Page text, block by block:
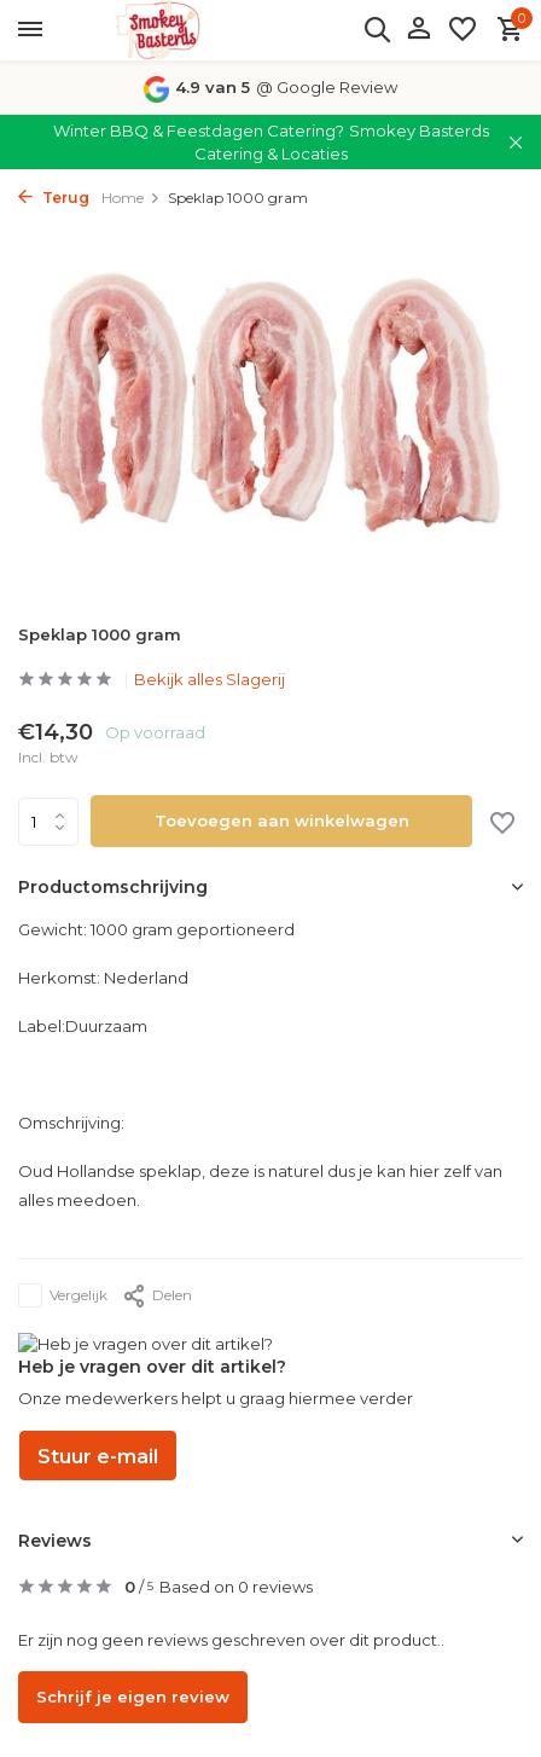
0
4.9 van 5 @ Google Review
Winter BBQ & Feestdagen Catering? Smokey Basterds
Catering & Locaties
Terug Home Speklap 1000 gram
Speklap 1000 gram
Bekijk alles Slagerij
€14,30 Op voorraad
Incl. btw
Toevoegen aan winkelwagen
Productomschrijving
Gewicht: 1000 gram geportioneerd
Herkomst: Nederland
Label:Duurzaam
Omschrijving:
Oud Hollandse speklap, deze is naturel dus je kan hier zelf van
alles meedoen.
Vergelijk Delen
Heb je vragen over dit artikel?
Onze medewerkers helpt u graag hiermee verder
Stuur e-mail
Reviews
0/5 Based on 0 reviews
Er zijn nog geen reviews geschreven over dit product..
Schrijf je eigen review